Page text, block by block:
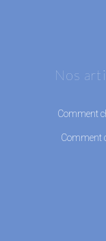
Nos
Comment
Comment